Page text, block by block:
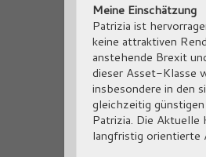
Meine Einschätzung
Patrizia ist
keine attraktiven
anstehende Brexit
dieser Asset-Klasse
insbesondere in den
gleichzeitig
Patrizia. Die Aktuelle
langfristig orientierte